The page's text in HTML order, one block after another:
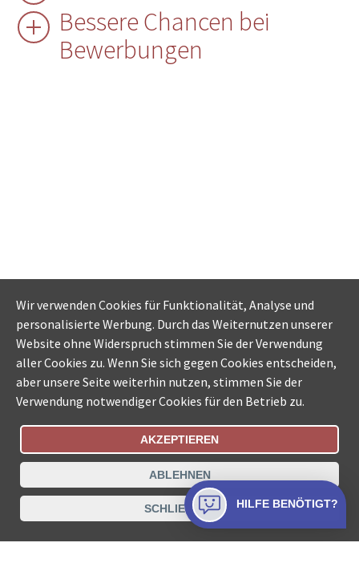
Bessere Chancen bei
Bewerbungen
Bestellungsstatus Ämtersuche der Schweiz
Datenschutz Impressum Nutzungsbestimmungen
Kontakt
Wir verwenden Cookies für Funktionalität, Analyse und
personalisierte Werbung. Durch das Weiternutzen unserer
Website ohne Widerspruch stimmen Sie der Verwendung
aller Cookies zu. Wenn Sie sich gegen Cookies entscheiden,
aber unsere Seite weiterhin nutzen, stimmen Sie der
Verwendung notwendiger Cookies für den Betrieb zu.
AKZEPTIEREN
ABLEHNEN
SCHLIESSEN HILFE BENÖTIGT?